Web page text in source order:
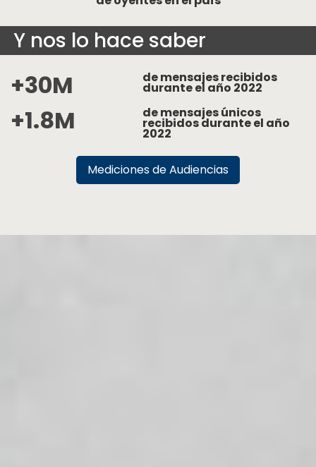
Y nos lo hace saber
+30M de mensajes recibidos
durante el año 2022
+1.8M de mensajes únicos
recibidos durante el año
2022
Mediciones de Audiencias